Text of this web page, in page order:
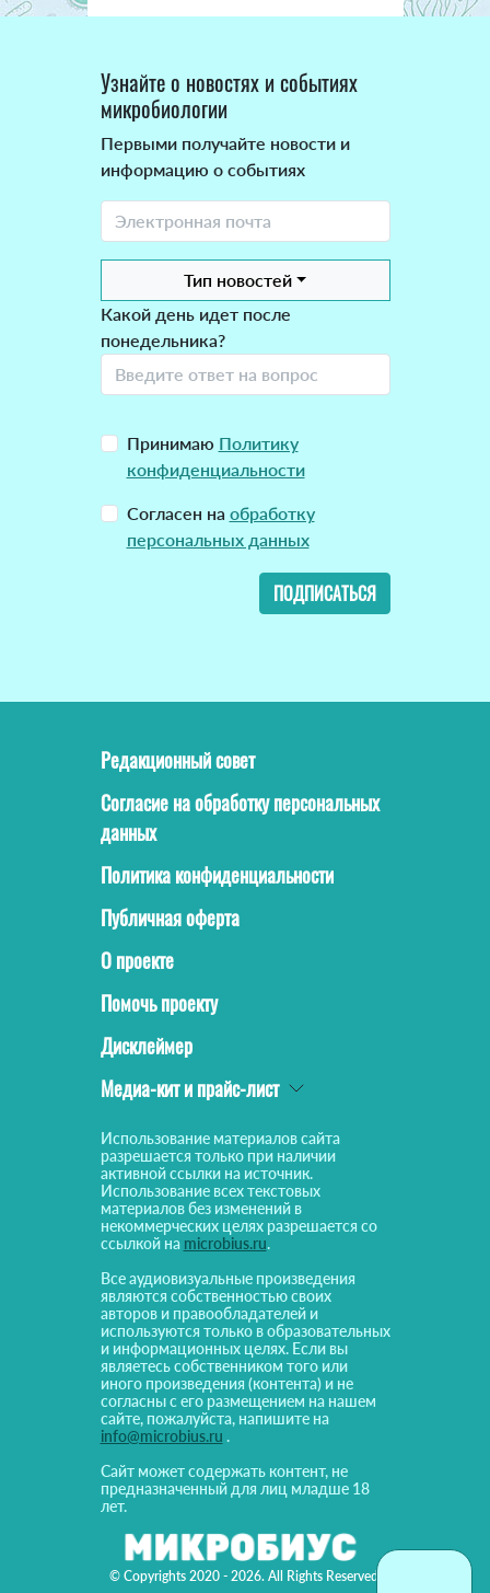
Узнайте о новостях и событиях
микробиологии
Первыми получайте новости и
информацию о событиях
Тип новостей
Какой день идет после
понедельника?
Принимаю Политику
конфиденциальности
Согласен на обработку
персональных данных
ПОДПИСАТЬСЯ
© Copyrights 2020 - 2026. All Rights Reserved!
Редакционный совет
Согласие на обработку персональных
данных
Политика конфиденциальности
Публичная оферта
О проекте
Помочь проекту
Дисклеймер
Медиа-кит и прайс-лист
Использование материалов сайта
разрешается только при наличии
активной ссылки на источник.
Использование всех текстовых
материалов без изменений в
некоммерческих целях разрешается со
ссылкой на microbius.ru.
Все аудиовизуальные произведения
являются собственностью своих
авторов и правообладателей и
используются только в образовательных
и информационных целях. Если вы
являетесь собственником того или
иного произведения (контента) и не
согласны с его размещением на нашем
сайте, пожалуйста, напишите на
info@microbius.ru .
Сайт может содержать контент, не
предназначенный для лиц младше 18
лет.